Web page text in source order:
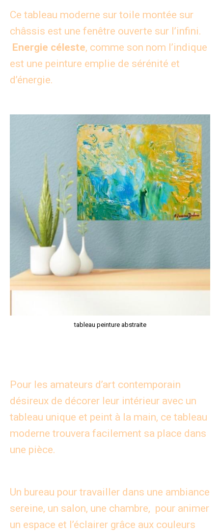
Ce tableau moderne sur toile montée sur
châssis est une fenêtre ouverte sur l’infini.
Energie céleste, comme son nom l’indique
est une peinture emplie de sérénité et
d’énergie.
tableau peinture abstraite
Pour les amateurs d’art contemporain
désireux de décorer leur intérieur avec un
tableau unique et peint à la main, ce tableau
moderne trouvera facilement sa place dans
une pièce.
Un bureau pour travailler dans une ambiance
sereine, un salon, une chambre, pour animer
un espace et l’éclairer grâce aux couleurs